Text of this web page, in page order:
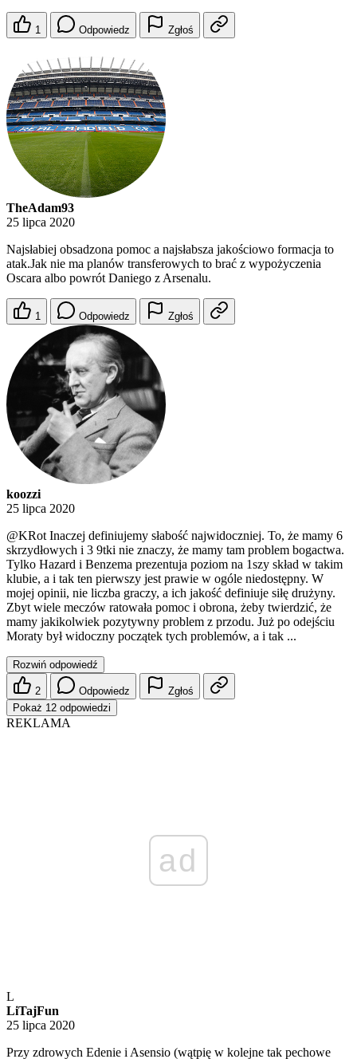
1 Odpowiedz Zgłoś
TheAdam93
25 lipca 2020
Najsłabiej obsadzona pomoc a najsłabsza jakościowo formacja to
atak.Jak nie ma planów transferowych to brać z wypożyczenia
Oscara albo powrót Daniego z Arsenalu.
1 Odpowiedz Zgłoś
koozzi
25 lipca 2020
@KRot Inaczej definiujemy słabość najwidoczniej. To, że mamy 6
skrzydłowych i 3 9tki nie znaczy, że mamy tam problem bogactwa.
Tylko Hazard i Benzema prezentuja poziom na 1szy skład w takim
klubie, a i tak ten pierwszy jest prawie w ogóle niedostępny. W
mojej opinii, nie liczba graczy, a ich jakość definiuje siłę drużyny.
Zbyt wiele meczów ratowała pomoc i obrona, żeby twierdzić, że
mamy jakikolwiek pozytywny problem z przodu. Już po odejściu
Moraty był widoczny początek tych problemów, a i tak ...
Rozwiń odpowiedź
2 Odpowiedz
Zgłoś
Pokaż 12 odpowiedzi
REKLAMA
ad
L
LiTajFun
25 lipca 2020
Przy zdrowych Edenie i Asensio (wątpię w kolejne tak pechowe